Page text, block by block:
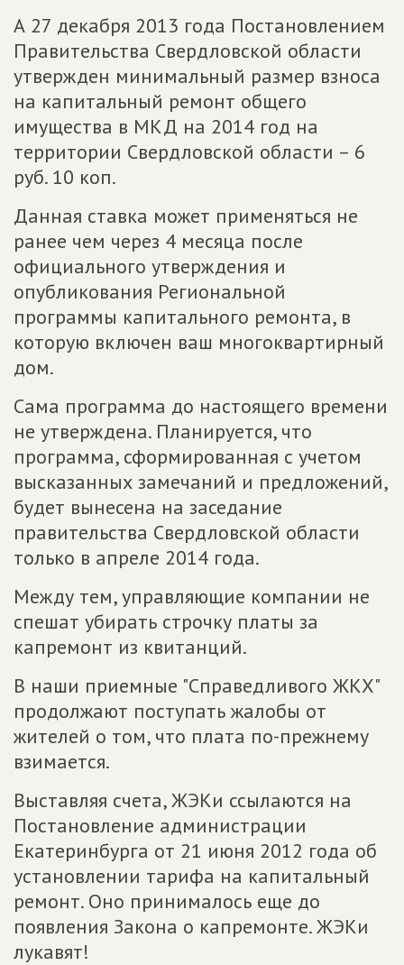
А 27 декабря 2013 года Постановлением
Правительства Свердловской области
утвержден минимальный размер взноса
на капитальный ремонт общего
имущества в МКД на 2014 год на
территории Свердловской области – 6
руб. 10 коп.
Данная ставка может применяться не
ранее чем через 4 месяца после
официального утверждения и
опубликования Региональной
программы капитального ремонта, в
которую включен ваш многоквартирный
дом.
Сама программа до настоящего времени
не утверждена. Планируется, что
программа, сформированная с учетом
высказанных замечаний и предложений,
будет вынесена на заседание
правительства Свердловской области
только в апреле 2014 года.
Между тем, управляющие компании не
спешат убирать строчку платы за
капремонт из квитанций.
В наши приемные "Справедливого ЖКХ"
продолжают поступать жалобы от
жителей о том, что плата по-прежнему
взимается.
Выставляя счета, ЖЭКи ссылаются на
Постановление администрации
Екатеринбурга от 21 июня 2012 года об
установлении тарифа на капитальный
ремонт. Оно принималось еще до
появления Закона о капремонте. ЖЭКи
лукавят!